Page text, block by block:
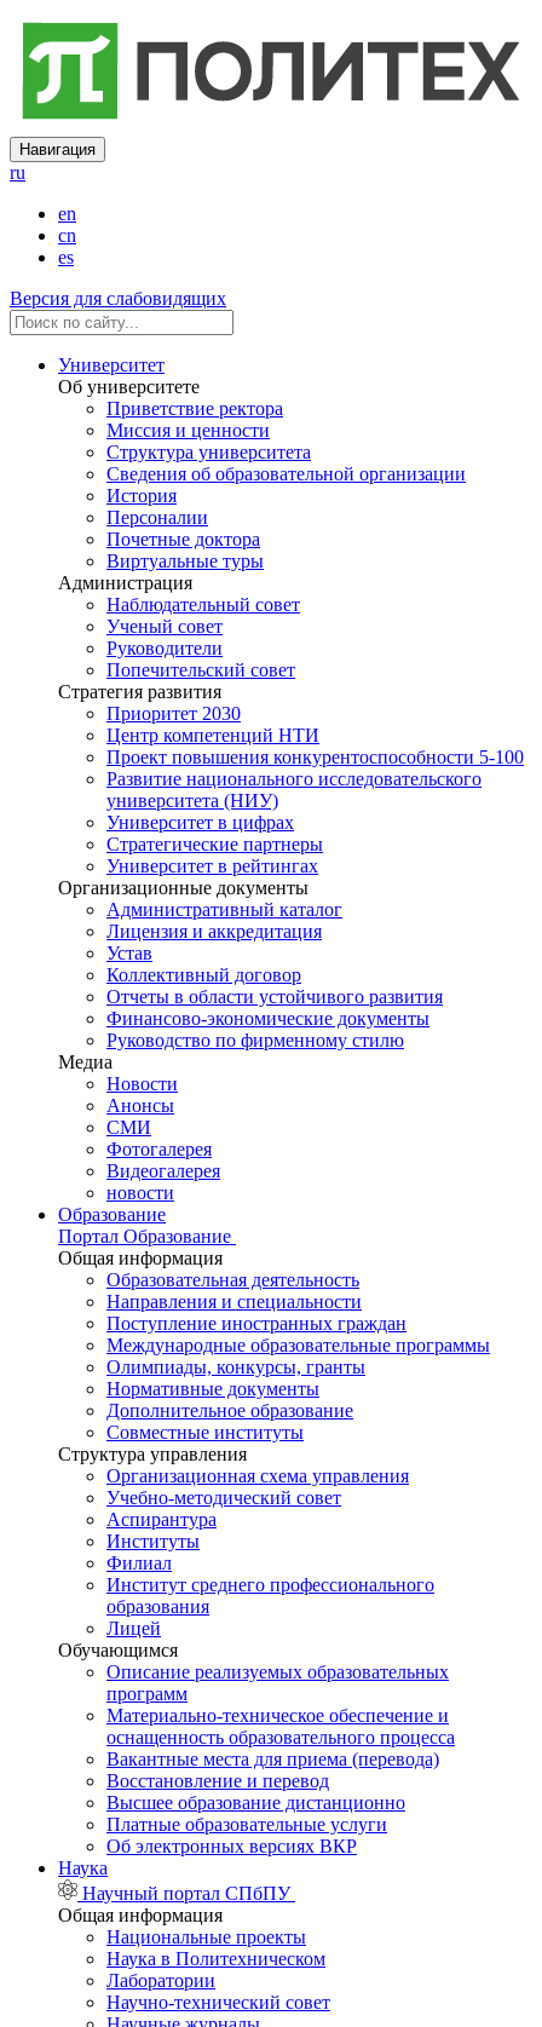
Навигация
ru
en
cn
es
Версия для слабовидящих
Университет
Об университете
Приветствие ректора
Миссия и ценности
Структура университета
Сведения об образовательной организации
История
Персоналии
Почетные доктора
Виртуальные туры
Администрация
Наблюдательный совет
Ученый совет
Руководители
Попечительский совет
Стратегия развития
Приоритет 2030
Центр компетенций НТИ
Проект повышения конкурентоспособности 5-100
Развитие национального исследовательского
университета (НИУ)
Университет в цифрах
Стратегические партнеры
Университет в рейтингах
Организационные документы
Административный каталог
Лицензия и аккредитация
Устав
Коллективный договор
Отчеты в области устойчивого развития
Финансово-экономические документы
Руководство по фирменному стилю
Медиа
Новости
Анонсы
СМИ
Фотогалерея
Видеогалерея
новости
Образование
Портал Образование
Общая информация
Образовательная деятельность
Направления и специальности
Поступление иностранных граждан
Международные образовательные программы
Олимпиады, конкурсы, гранты
Нормативные документы
Дополнительное образование
Совместные институты
Структура управления
Организационная схема управления
Учебно-методический совет
Аспирантура
Институты
Филиал
Институт среднего профессионального
образования
Лицей
Обучающимся
Описание реализуемых образовательных
программ
Материально-техническое обеспечение и
оснащенность образовательного процесса
Вакантные места для приема (перевода)
Восстановление и перевод
Высшее образование дистанционно
Платные образовательные услуги
Об электронных версиях ВКР
Наука
Научный портал СПбПУ
Общая информация
Национальные проекты
Наука в Политехническом
Лаборатории
Научно-технический совет